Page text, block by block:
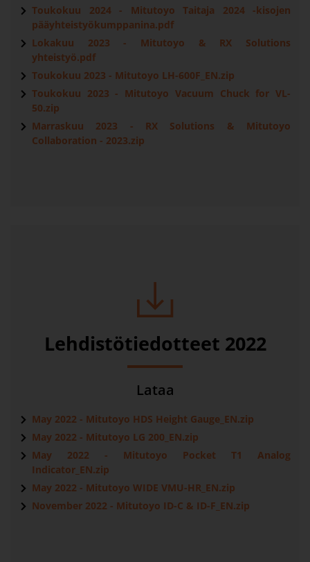
Toukokuu 2024 - Mitutoyo Taitaja 2024 -kisojen
pääyhteistyökumppanina.pdf
Lokakuu 2023 - Mitutoyo & RX Solutions
yhteistyö.pdf
Toukokuu 2023 - Mitutoyo LH-600F_EN.zip
Toukokuu 2023 - Mitutoyo Vacuum Chuck for VL-
50.zip
Marraskuu 2023 - RX Solutions & Mitutoyo
Collaboration - 2023.zip
Lehdistötiedotteet 2022
Lataa
May 2022 - Mitutoyo HDS Height Gauge_EN.zip
May 2022 - Mitutoyo LG 200_EN.zip
May 2022 - Mitutoyo Pocket T1 Analog
Indicator_EN.zip
May 2022 - Mitutoyo WIDE VMU-HR_EN.zip
November 2022 - Mitutoyo ID-C & ID-F_EN.zip